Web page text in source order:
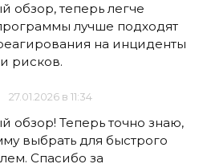
обзор, теперь легче
лучше подходят
на инциденты
рисков.
27.01.2026 в 11:34
обзор! Теперь точно знаю,
выбрать для быстрого
Спасибо за